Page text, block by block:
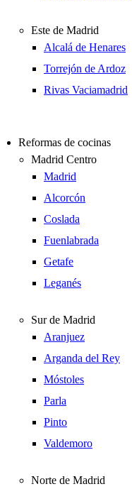
Este de Madrid
Alcalá de Henares
Torrejón de Ardoz
Rivas Vaciamadrid
Reformas de cocinas
Madrid Centro
Madrid
Alcorcón
Coslada
Fuenlabrada
Getafe
Leganés
Sur de Madrid
Aranjuez
Arganda del Rey
Móstoles
Parla
Pinto
Valdemoro
Norte de Madrid